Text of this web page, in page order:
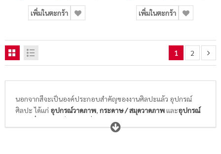
#6663267
เพิ่มในตะกร้า
#6664009
เพิ่มในตะกร้า
1 2
นอกจากสีจะเป็นองค์ประกอบสำคัญของงานศิลปะแล้ว อุปกรณ์
ศิลปะ ได้แก่ อุปกรณ์วาดภาพ, กระดาษ / สมุดวาดภาพและอุปกรณ์
ก็เป็นสิ่งจำเป็นที่นักเรียนนักศึกษาวิชาศิลปะ และศิลปิน
ทุกท่านให้ความสำคัญในการเลือกซื้อ พู่กันที่ดีจะต้องอ่อนนุ่ม ไม่แข็ง